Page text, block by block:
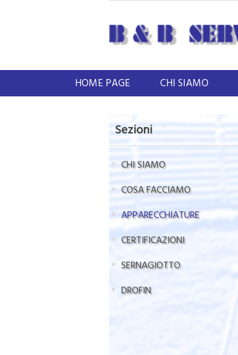
HOME PAGE CHI SIAMO
Sezioni
CHI SIAMO
COSA FACCIAMO
APPARECCHIATURE
CERTIFICAZIONI
SERNAGIOTTO
DROFIN